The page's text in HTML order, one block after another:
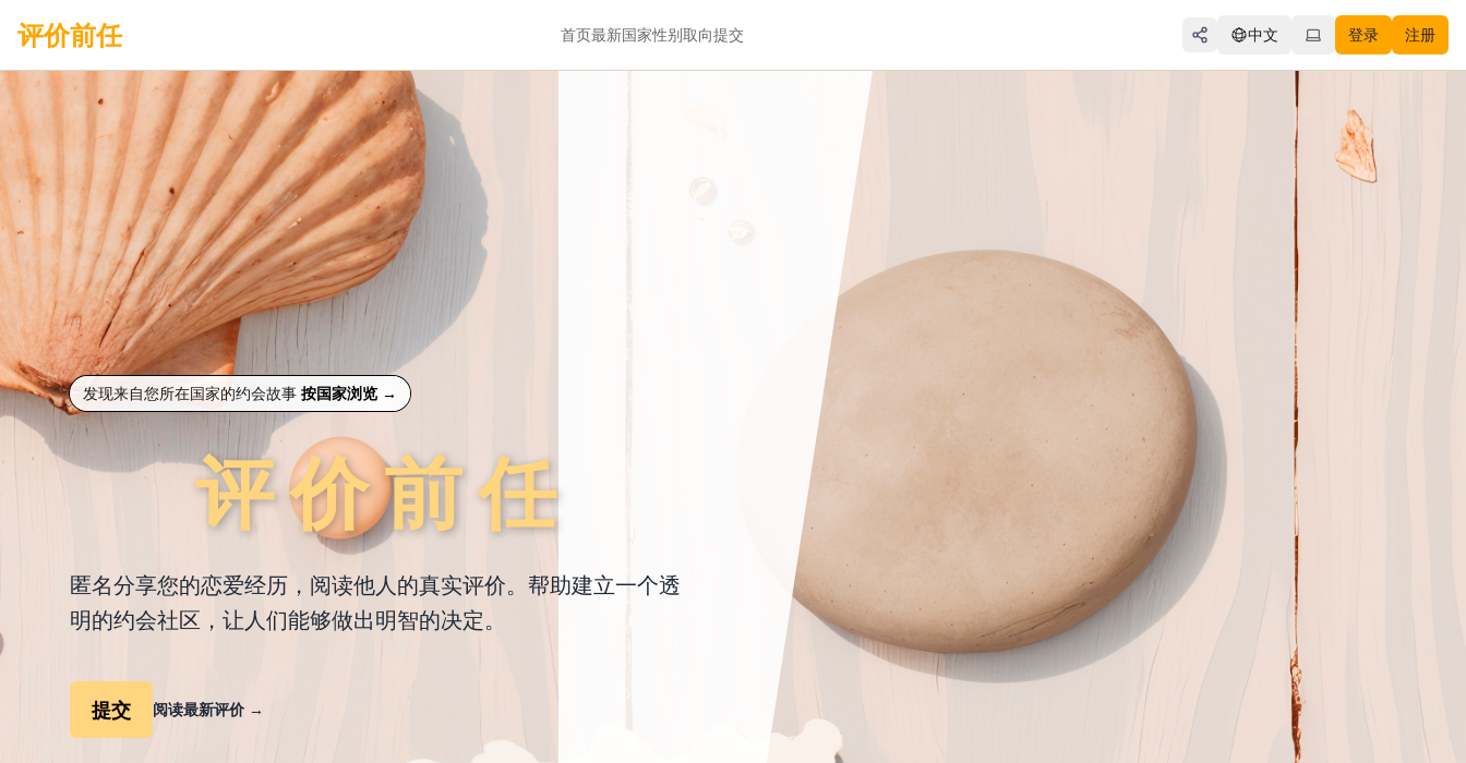
评价前任 首页最新国家性别取向提交 Share 中文 登录 注册
发现来自您所在国家的约会故事 按国家浏览 →
评价前任
匿名分享您的恋爱经历，阅读他人的真实评价。帮助建立一个透
明的约会社区，让人们能够做出明智的决定。
提交 阅读最新评价 →